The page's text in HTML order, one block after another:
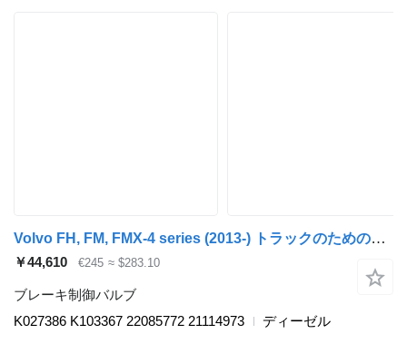
Volvo FH, FM, FMX-4 series (2013-) トラックのためのVolvo K027386 K103367 ブレーキ制御バルブ
￥44,610 €245 ≈ $283.10
ブレーキ制御バルブ
K027386 K103367 22085772 21114973
ディーゼル